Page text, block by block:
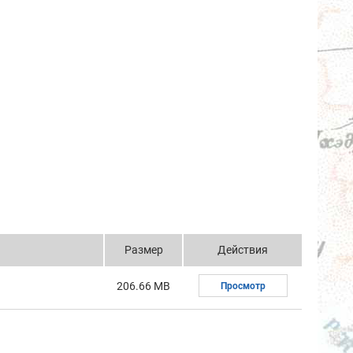
Размер Действия
206.66 MB Просмотр